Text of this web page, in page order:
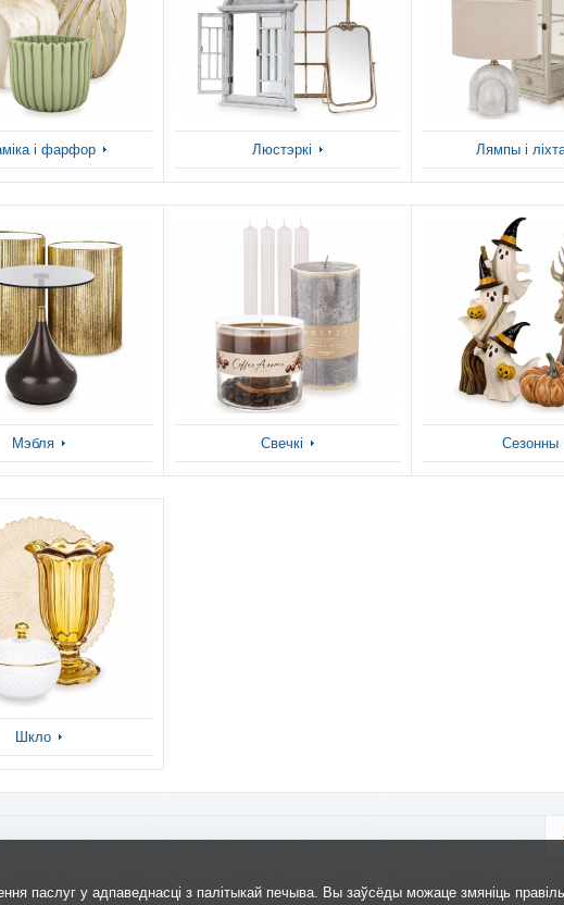
і фарфор Люстэркі Лямпы і
Мэбля Свечкі Сезонны
Шкло
паслуг у адпаведнасці з палітыкай печыва. Вы заўсёды можаце змяніць